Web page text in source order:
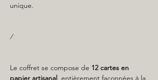
unique.
/
Le coffret se compose de 12 cartes en
papier artisanal, entièrement façonnées à la